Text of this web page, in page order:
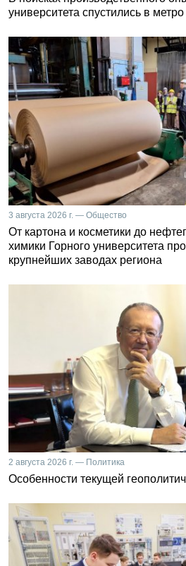
университета спустились в метро
3 августа 2026 г. — Общество
От картона и косметики до
химики Горного университета
крупнейших заводах региона
2 августа 2026 г. — Политика
Особенности текущей